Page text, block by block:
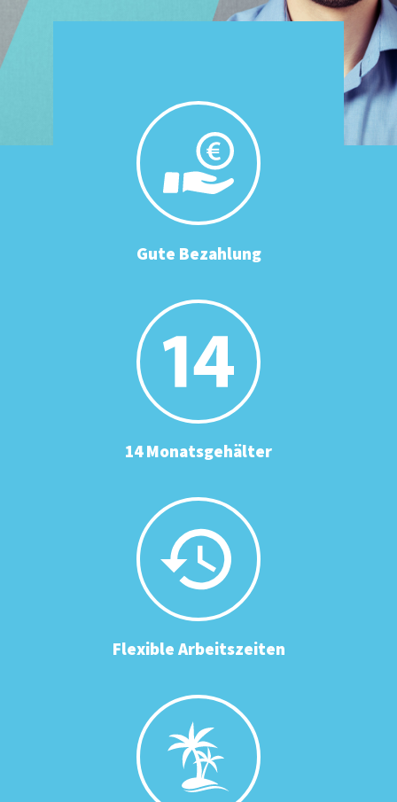
Gute Bezahlung
14 Monatsgehälter
Flexible Arbeitszeiten